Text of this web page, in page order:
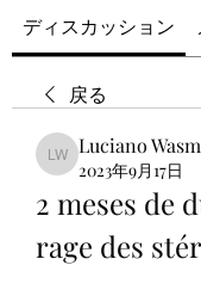
ディスカッション
戻る
Luciano Wasmus
Luciano
2023年9月17日
2 meses de
rage des